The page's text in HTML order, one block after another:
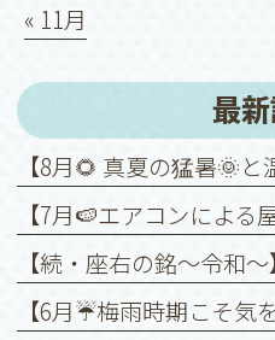
« 11月
最
【続・座右の銘〜令和〜】